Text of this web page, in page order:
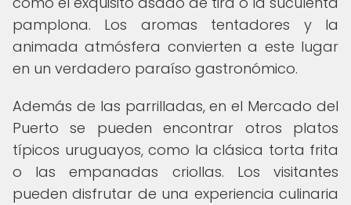
pamplona. Los aromas tentadores y la
animada atmósfera convierten a este lugar
en un verdadero paraíso gastronómico.
Además de las parrilladas, en el Mercado del
Puerto se pueden encontrar otros platos
típicos uruguayos, como la clásica torta frita
o las empanadas criollas. Los visitantes
pueden disfrutar de una experiencia culinaria